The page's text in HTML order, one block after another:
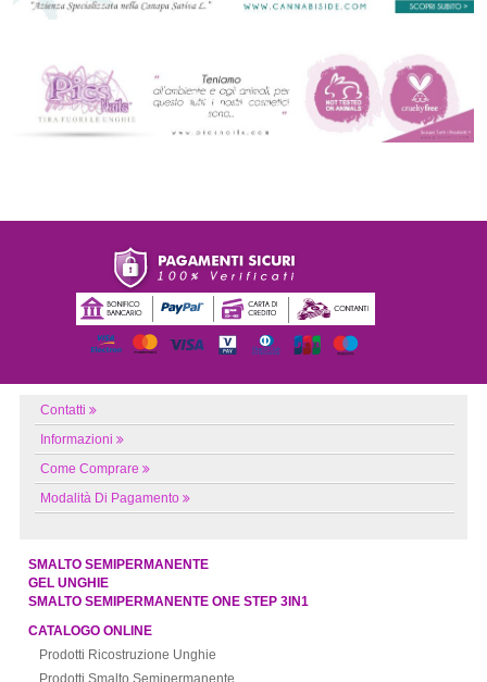
Contatti
Informazioni
Come Comprare
Modalità Di Pagamento
SMALTO SEMIPERMANENTE
GEL UNGHIE
SMALTO SEMIPERMANENTE ONE STEP 3IN1
CATALOGO ONLINE
Prodotti Ricostruzione Unghie